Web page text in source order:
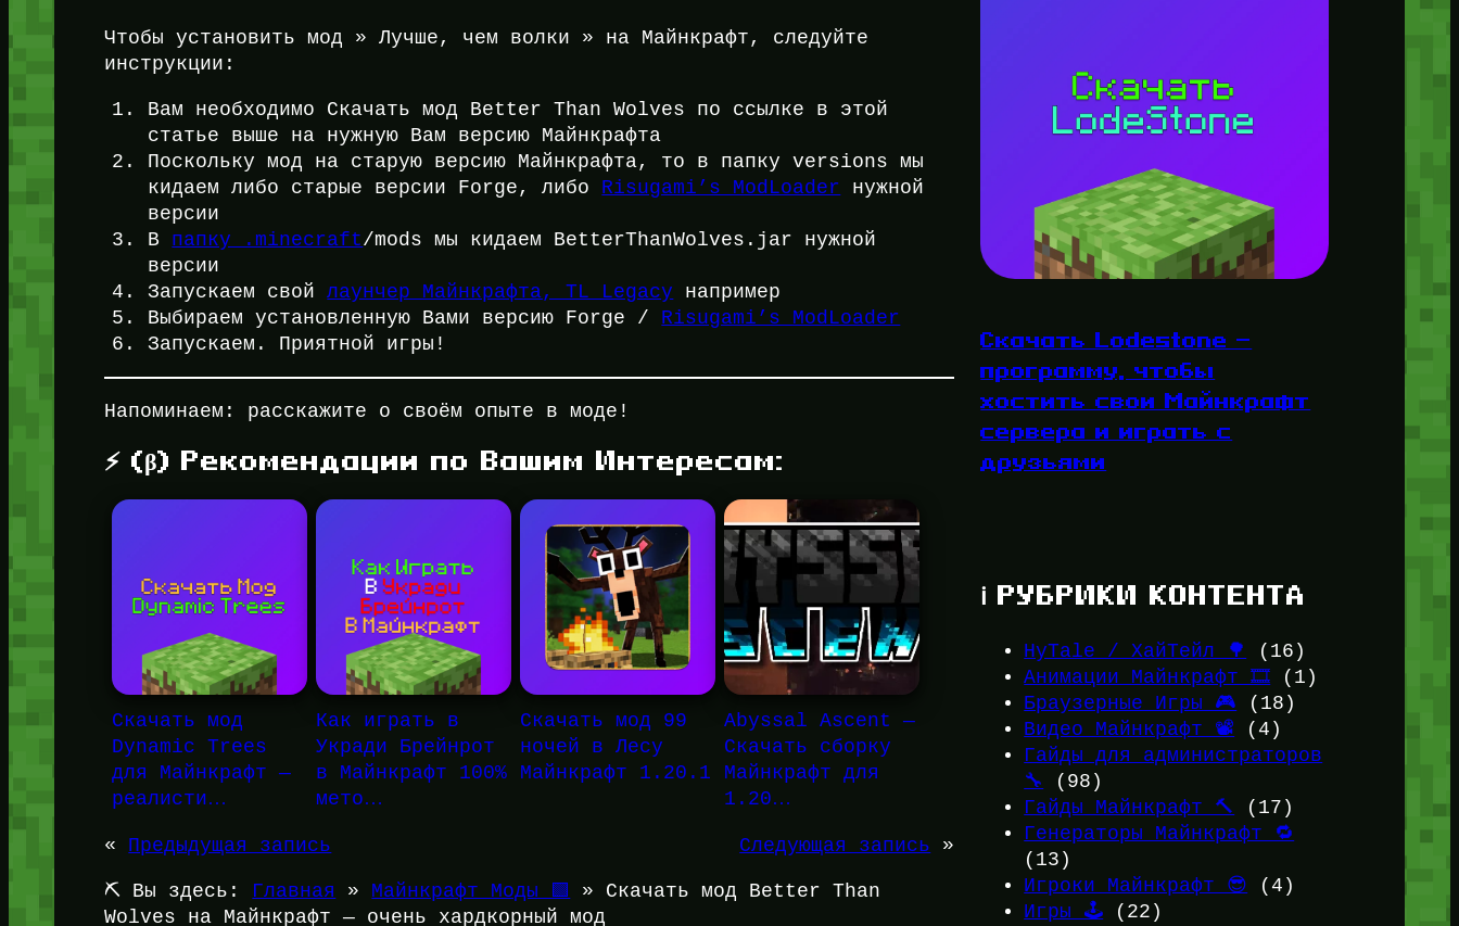
Чтобы установить мод » Лучше, чем волки » на Майнкрафт, следуйте
инструкции:
Вам необходимо Скачать мод Better Than Wolves по ссылке в этой
статье выше на нужную Вам версию Майнкрафта
Поскольку мод на старую версию Майнкрафта, то в папку versions мы
кидаем либо старые версии Forge, либо Risugami’s ModLoader нужной
версии
В папку .minecraft/mods мы кидаем BetterThanWolves.jar нужной
версии
Запускаем свойлаунчер Майнкрафта, TL Legacy например
Выбираем установленную Вами версию Forge / Risugami’s ModLoader
Запускаем. Приятной игры!
Напоминаем: расскажите о своём опыте в моде!
⚡ (β) Рекомендации по Вашим Интересам:
Скачать мод
Dynamic Trees
для Майнкрафт —
реалисти…
Как играть в
Укради Брейнрот
в Майнкрафт 100%
мето…
Скачать мод 99
ночей в Лесу
Майнкрафт 1.20.1
Abyssal Ascent —
Скачать сборку
Майнкрафт для
1.20…
« Предыдущая запись Следующая запись »
⛏️ Вы здесь: Главная » Майнкрафт Моды 🟩 » Скачать мод Better Than
Wolves на Майнкрафт — очень хардкорный мод
Скачать Lodestone —
программу, чтобы
хостить свои Майнкрафт
сервера и играть с
друзьями
ℹ️ РУБРИКИ КОНТЕНТА
HyTale / ХайТейл 🌳
(16)
Анимации Майнкрафт 🎞️ (1)
Браузерные Игры 🎮 (18)
Видео Майнкрафт 📽️ (4)
Гайды для администраторов
🔧
(98)
Гайды Майнкрафт 🔨
(17)
Генераторы Майнкрафт 🔁
(13)
Игроки Майнкрафт 😎 (4)
Игры 🕹️ (22)